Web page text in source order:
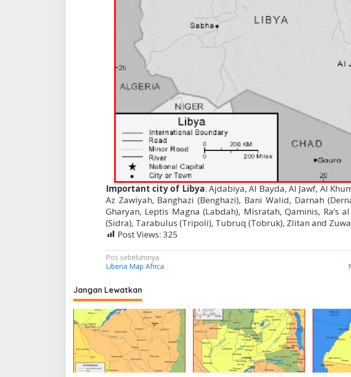
Important city of Libya: Ajdabiya, Al Bayda, Al Jawf, Al
Az Zawiyah, Banghazi (Benghazi), Bani Walid, Darnah
Gharyan, Leptis Magna (Labdah), Misratah, Qaminis, Ra’s
(Sidra), Tarabulus (Tripoli), Tubruq (Tobruk), Zlitan and
Post Views: 325
N
a
v
i
g
a
s
i
p
Pos sebelumnya
Liberia Map Africa
Jangan Lewatkan